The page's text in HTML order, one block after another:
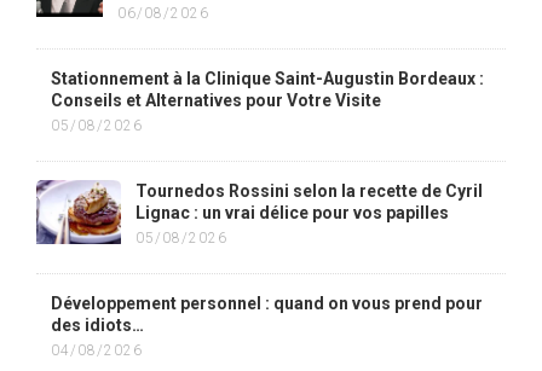
06/08/2026
Stationnement à la Clinique Saint-Augustin Bordeaux :
Conseils et Alternatives pour Votre Visite
05/08/2026
Tournedos Rossini selon la recette de Cyril
Lignac : un vrai délice pour vos papilles
05/08/2026
Développement personnel : quand on vous prend pour
des idiots…
04/08/2026